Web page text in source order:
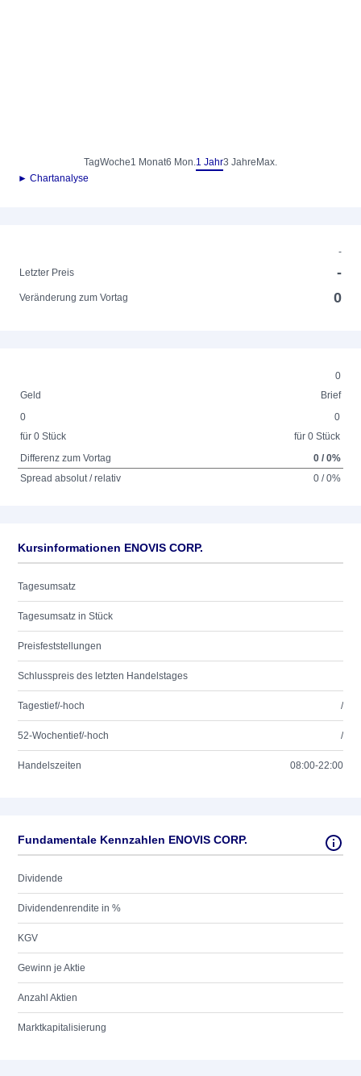
TagWoche1 Monat6 Mon.1 Jahr3 Jahre Max.
► Chartanalyse
-
Letzter Preis
-
Veränderung zum Vortag 0
0
Geld
Brief
0
für 0 Stück
0
für 0 Stück
Differenz zum Vortag
0 / 0%
Spread absolut / relativ
0 / 0%
Kursinformationen ENOVIS CORP.
Tagesumsatz
Tagesumsatz in Stück
Preisfeststellungen
Schlusspreis des letzten Handelstages
Tagestief/-hoch /
52-Wochentief/-hoch /
Handelszeiten 08:00-22:00
Fundamentale Kennzahlen ENOVIS CORP.
Dividende
Dividendenrendite in %
KGV
Gewinn je Aktie
Anzahl Aktien
Marktkapitalisierung